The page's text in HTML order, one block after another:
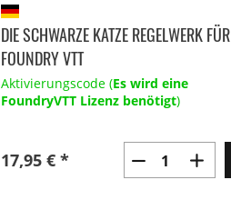
DIE SCHWARZE KATZE REGELWERK FÜR
FOUNDRY VTT
Aktivierungscode (Es wird eine
FoundryVTT Lizenz benötigt)
17,95 € *